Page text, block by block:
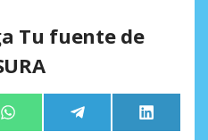
Tu fuente de
Compartir
en
WhatsApp Compartir
en
Telegram
en
LinkedIn